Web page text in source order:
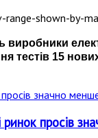
виробники
тестів 15
просів